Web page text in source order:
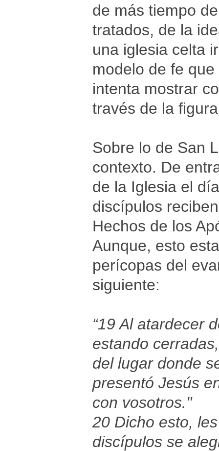
de más tiempo
tratados, de la
una iglesia celta
modelo de fe
intenta mostrar
través de la
Sobre lo de San
contexto. De
de la Iglesia el
discípulos
Hechos de los
Aunque, esto
perícopas del
siguiente:
“19 Al atardecer
estando
del lugar donde
presentó Jesús
con vosotros."
20 Dicho esto,
discípulos se